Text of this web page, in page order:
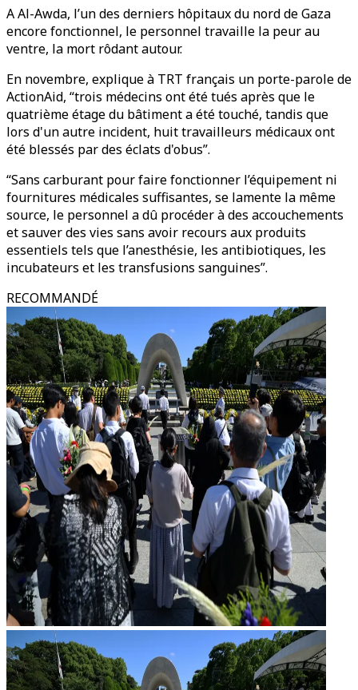
A Al-Awda, l’un des derniers hôpitaux du nord de Gaza
encore fonctionnel, le personnel travaille la peur au
ventre, la mort rôdant autour.
En novembre, explique à TRT français un porte-parole de
ActionAid, “trois médecins ont été tués après que le
quatrième étage du bâtiment a été touché, tandis que
lors d'un autre incident, huit travailleurs médicaux ont
été blessés par des éclats d'obus”.
“Sans carburant pour faire fonctionner l’équipement ni
fournitures médicales suffisantes, se lamente la même
source, le personnel a dû procéder à des accouchements
et sauver des vies sans avoir recours aux produits
essentiels tels que l’anesthésie, les antibiotiques, les
incubateurs et les transfusions sanguines”.
RECOMMANDÉ